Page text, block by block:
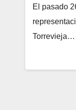
El pasado
Torrevieja…